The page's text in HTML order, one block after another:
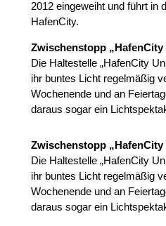
2012 eingeweiht und führt in
HafenCity.
Zwischenstopp
Die Haltestelle „HafenCity
ihr buntes Licht regelmäßig
Wochenende und an
daraus sogar ein
Zwischenstopp
Die Haltestelle „HafenCity
ihr buntes Licht regelmäßig
Wochenende und an
daraus sogar ein